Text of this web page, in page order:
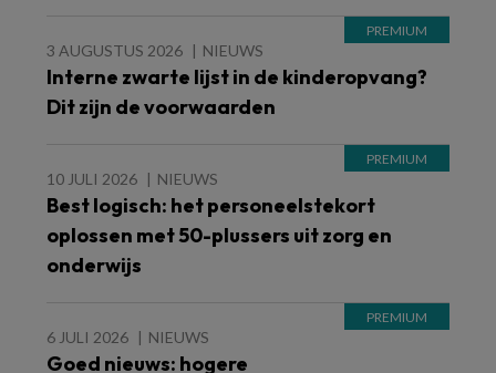
3 AUGUSTUS 2026 NIEUWS
Interne zwarte lijst in de kinderopvang?
Dit zijn de voorwaarden
10 JULI 2026 NIEUWS
Best logisch: het personeelstekort
oplossen met 50-plussers uit zorg en
onderwijs
6 JULI 2026 NIEUWS
Goed nieuws: hogere